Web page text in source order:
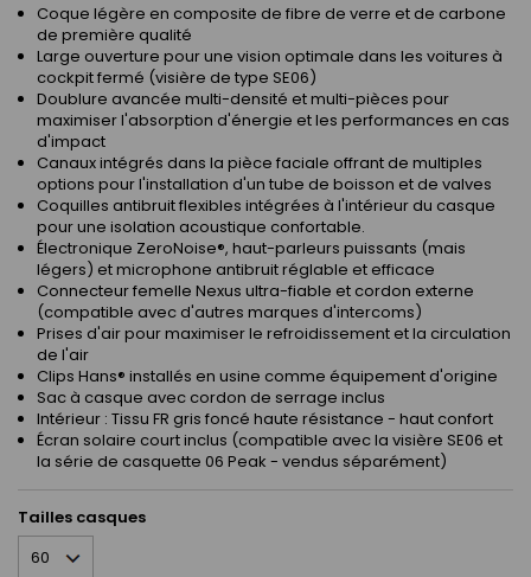
Coque légère en composite de fibre de verre et de carbone
de première qualité
Large ouverture pour une vision optimale dans les voitures à
cockpit fermé (visière de type SE06)
Doublure avancée multi-densité et multi-pièces pour
maximiser l'absorption d'énergie et les performances en cas
d'impact
Canaux intégrés dans la pièce faciale offrant de multiples
options pour l'installation d'un tube de boisson et de valves
Coquilles antibruit flexibles intégrées à l'intérieur du casque
pour une isolation acoustique confortable.
Électronique ZeroNoise®, haut-parleurs puissants (mais
légers) et microphone antibruit réglable et efficace
Connecteur femelle Nexus ultra-fiable et cordon externe
(compatible avec d'autres marques d'intercoms)
Prises d'air pour maximiser le refroidissement et la circulation
de l'air
Clips Hans® installés en usine comme équipement d'origine
Sac à casque avec cordon de serrage inclus
Intérieur : Tissu FR gris foncé haute résistance - haut confort
Écran solaire court inclus (compatible avec la visière SE06 et
la série de casquette 06 Peak - vendus séparément)
Tailles casques